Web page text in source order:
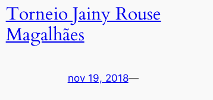
Torneio Jainy Rouse
Magalhães
nov 19, 2018—